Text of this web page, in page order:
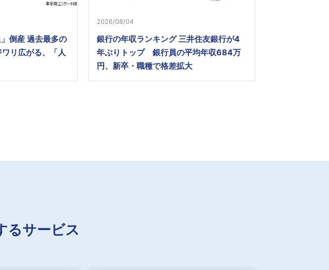
倒産 過去最多の
リ広がる、「人
2026/08/04
銀行の年収ランキング 三井住友銀行が4
年ぶりトップ 銀行員の平均年収684万
円、新卒・職種で格差拡大
るサービス